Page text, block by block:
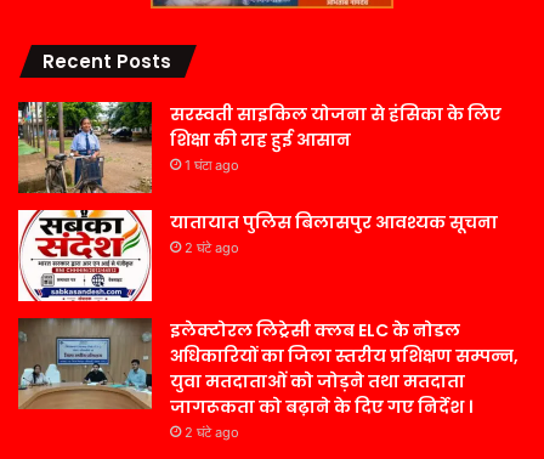
Recent Posts
सरस्वती साइकिल योजना से हंसिका के लिए
शिक्षा की राह हुई आसान
1 घंटा ago
यातायात पुलिस बिलासपुर आवश्यक सूचना
2 घंटे ago
इलेक्टोरल लिट्रेसी क्लब ELC के नोडल
अधिकारियों का जिला स्तरीय प्रशिक्षण सम्पन्न,
युवा मतदाताओं को जोड़ने तथा मतदाता
जागरूकता को बढ़ाने के दिए गए निर्देश ।
2 घंटे ago